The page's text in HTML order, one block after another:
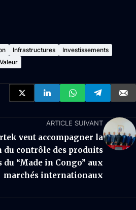
Infrastructures
Investissements
Valeur
ARTICLE SUIVANT
veut accompagner la
du contrôle des produits
du “Made in Congo” aux
marchés internationaux